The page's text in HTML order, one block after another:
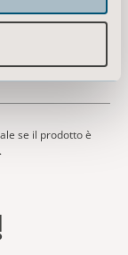
se il prodotto è